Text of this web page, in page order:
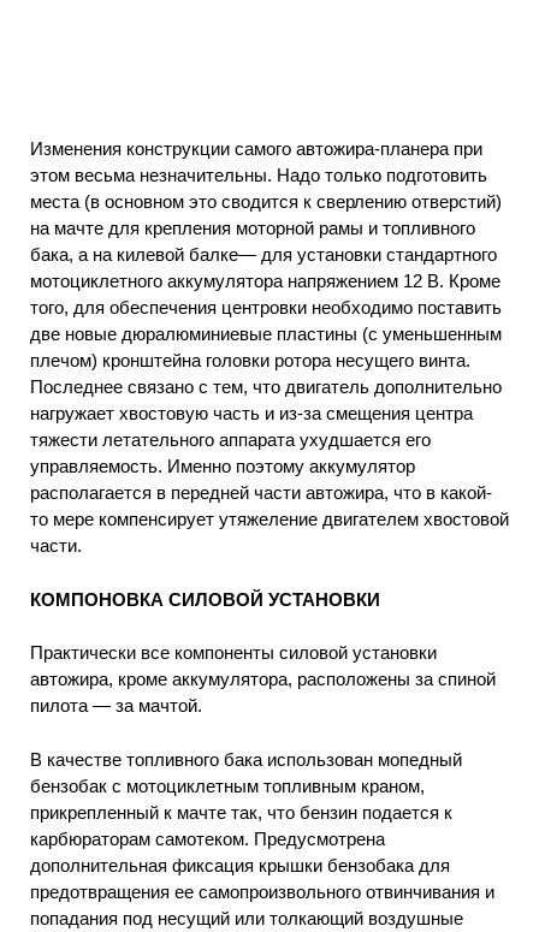
Изменения конструкции самого автожира-планера при
этом весьма незначительны. Надо только подготовить
места (в основном это сводится к сверлению отверстий)
на мачте для крепления моторной рамы и топливного
бака, а на килевой балке— для установки стандартного
мотоциклетного аккумулятора напряжением 12 В. Кроме
того, для обеспечения центровки необходимо поставить
две новые дюралюминиевые пластины (с уменьшенным
плечом) кронштейна головки ротора несущего винта.
Последнее связано с тем, что двигатель дополнительно
нагружает хвостовую часть и из-за смещения центра
тяжести летательного аппарата ухудшается его
управляемость. Именно поэтому аккумулятор
располагается в передней части автожира, что в какой-
то мере компенсирует утяжеление двигателем хвостовой
части.
КОМПОНОВКА СИЛОВОЙ УСТАНОВКИ
Практически все компоненты силовой установки
автожира, кроме аккумулятора, расположены за спиной
пилота — за мачтой.
В качестве топливного бака использован мопедный
бензобак с мотоциклетным топливным краном,
прикрепленный к мачте так, что бензин подается к
карбюраторам самотеком. Предусмотрена
дополнительная фиксация крышки бензобака для
предотвращения ее самопроизвольного отвинчивания и
попадания под несущий или толкающий воздушные